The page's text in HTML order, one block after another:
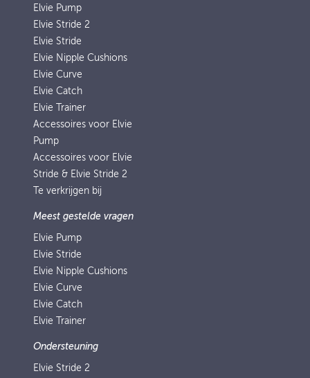
Elvie Pump
Elvie Stride 2
Elvie Stride
Elvie Nipple Cushions
Elvie Curve
Elvie Catch
Elvie Trainer
Accessoires voor Elvie
Pump
Accessoires voor Elvie
Stride & Elvie Stride 2
Te verkrijgen bij
Meest gestelde vragen
Elvie Pump
Elvie Stride
Elvie Nipple Cushions
Elvie Curve
Elvie Catch
Elvie Trainer
Ondersteuning
Elvie Stride 2